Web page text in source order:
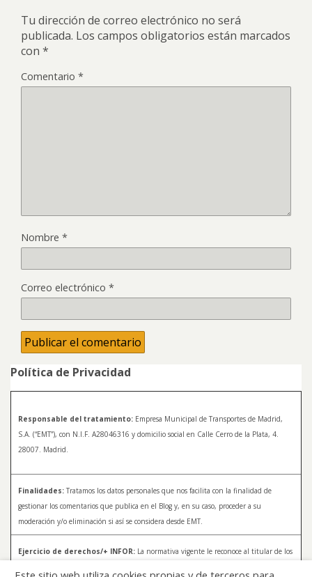
Tu dirección de correo electrónico no será
publicada. Los campos obligatorios están marcados
con *
Comentario *
Nombre *
Correo electrónico *
Política de Privacidad
Responsable del tratamiento: Empresa Municipal de Transportes de Madrid,
S.A. (“EMT”), con N.I.F. A28046316 y domicilio social en Calle Cerro de la Plata, 4.
28007. Madrid.
Finalidades: Tratamos los datos personales que nos facilita con la finalidad de
gestionar los comentarios que publica en el Blog y, en su caso, proceder a su
moderación y/o eliminación si así se considera desde EMT.
Ejercicio de derechos/+ INFOR: La normativa vigente le reconoce al titular de los